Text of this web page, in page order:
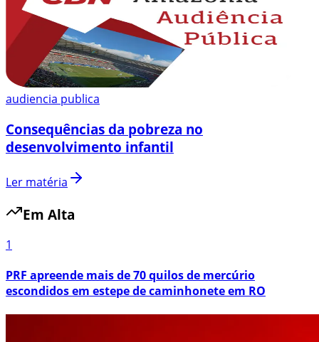
audiencia publica
Consequências da pobreza no
desenvolvimento infantil
Ler matéria
Em Alta
1
PRF apreende mais de 70 quilos de mercúrio
escondidos em estepe de caminhonete em RO